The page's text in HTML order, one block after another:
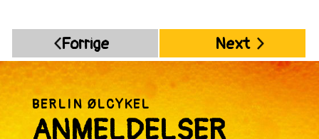
Forrige Next
BERLIN ØLCYKEL
ANMELDELSER